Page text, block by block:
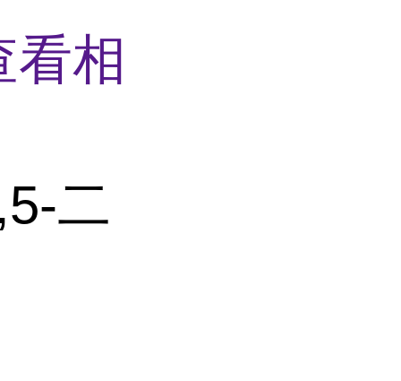
看相
二